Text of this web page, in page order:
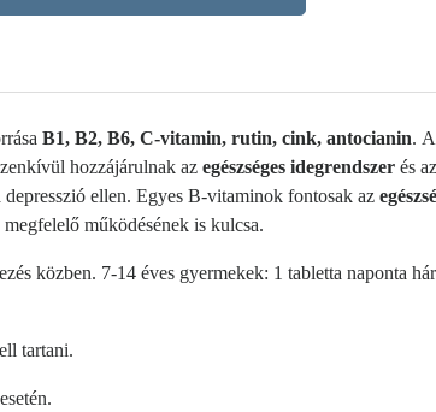
B1, B2, B6, C-vitamin, rutin, cink, antocianin.
hozzájárulnak az egészséges idegrendszer és az
ellen. Egyes B-vitaminok fontosak az
megfelelő működésének is kulcsa.
közben. 7-14 éves gyermekek: 1 tabletta naponta
tartani.